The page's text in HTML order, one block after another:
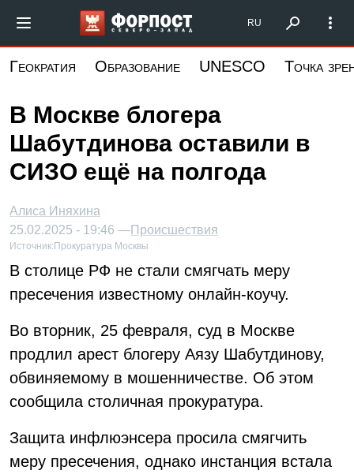
основному
Форпост Северо-Запад
RU
Геократия Образование UNESCO Точка
В Москве блогера
Шабутдинова оставили в
СИЗО ещё на полгода
Алиса Иняхина
25.02.2025 - 19:46 —Происшествия
Источник: Прокуратура Москвы
В столице РФ не стали смягчать меру
пресечения известному онлайн-коучу.
Во вторник, 25 февраля, суд в Москве
продлил арест блогеру Аязу Шабутдинову,
обвиняемому в мошенничестве. Об этом
сообщила столичная прокуратура.
Защита инфлюэнсера просила смягчить
меру пресечения, однако инстанция встала